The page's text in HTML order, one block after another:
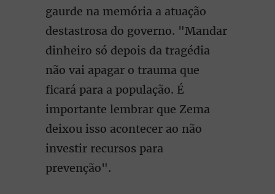
gaurde na memória a atuação
destastrosa do governo. "Mandar
dinheiro só depois da tragédia
não vai apagar o trauma que
ficará para a população. É
importante lembrar que Zema
deixou isso acontecer ao não
investir recursos para
prevenção".